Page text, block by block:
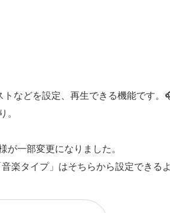
などを設定、再生できる機能です。
。
一部変更になりました。
タイプ」はそちらから設定できる